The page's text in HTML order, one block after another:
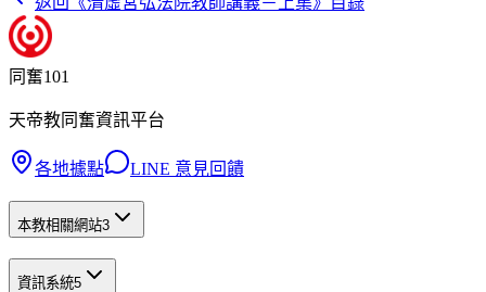
同奮101
天帝教同奮資訊平台
各地據點 LINE 意見回饋
本教相關網站3
資訊系統5